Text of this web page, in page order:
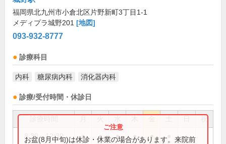
福岡県北九州市小倉北区片野新町3丁目1-1
メディプラ城野201 [地図]
093-932-8777
診療科目
内科 糖尿病内科 消化器内科
診療/受付時間・休診日
祝
8:30～12:30 ● ● ● ● ●
お盆(8月中旬)は休診・休業の場合があります。来院前